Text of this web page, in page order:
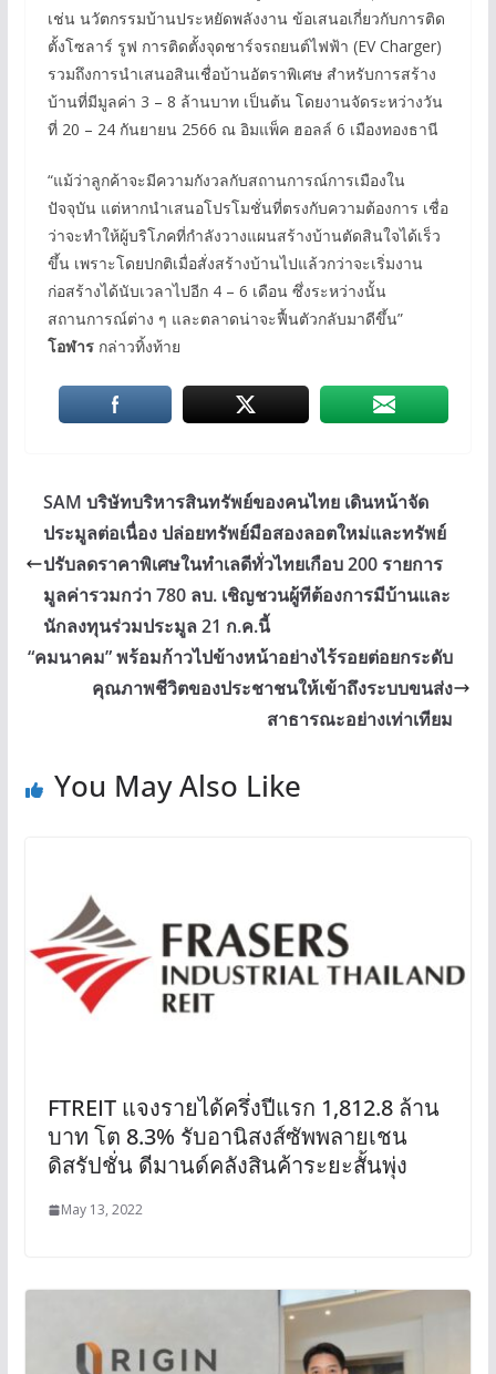
เช่น นวัตกรรมบ้านประหยัดพลังงาน ข้อเสนอเกี่ยวกับการติด
ตั้งโซลาร์ รูฟ การติดตั้งจุดชาร์จรถยนต์ไฟฟ้า (EV Charger)
รวมถึงการนำเสนอสินเชื่อบ้านอัตราพิเศษ สำหรับการสร้าง
บ้านที่มีมูลค่า 3 – 8 ล้านบาท เป็นต้น โดยงานจัดระหว่างวัน
ที่ 20 – 24 กันยายน 2566 ณ อิมแพ็ค ฮอลล์ 6 เมืองทองธานี
“แม้ว่าลูกค้าจะมีความกังวลกับสถานการณ์การเมืองใน
ปัจจุบัน แต่หากนำเสนอโปรโมชั่นที่ตรงกับความต้องการ เชื่อ
ว่าจะทำให้ผู้บริโภคที่กำลังวางแผนสร้างบ้านตัดสินใจได้เร็ว
ขึ้น เพราะโดยปกติเมื่อสั่งสร้างบ้านไปแล้วกว่าจะเริ่มงาน
ก่อสร้างได้นับเวลาไปอีก 4 – 6 เดือน ซึ่งระหว่างนั้น
สถานการณ์ต่าง ๆ และตลาดน่าจะฟื้นตัวกลับมาดีขึ้น”
โอฬาร กล่าวทิ้งท้าย
SAM บริษัทบริหารสินทรัพย์ของคนไทย เดินหน้าจัด
ประมูลต่อเนื่อง ปล่อยทรัพย์มือสองลอตใหม่และทรัพย์
ปรับลดราคาพิเศษในทำเลดีทั่วไทยเกือบ 200 รายการ
มูลค่ารวมกว่า 780 ลบ. เชิญชวนผู้ทีต้องการมีบ้านและ
นักลงทุนร่วมประมูล 21 ก.ค.นี้
“คมนาคม” พร้อมก้าวไปข้างหน้าอย่างไร้รอยต่อยกระดับ
คุณภาพชีวิตของประชาชนให้เข้าถึงระบบขนส่ง
สาธารณะอย่างเท่าเทียม
You May Also Like
FTREIT แจงรายได้ครึ่งปีแรก 1,812.8 ล้าน
บาท โต 8.3% รับอานิสงส์ซัพพลายเชน
ดิสรัปชั่น ดีมานด์คลังสินค้าระยะสั้นพุ่ง
May 13, 2022